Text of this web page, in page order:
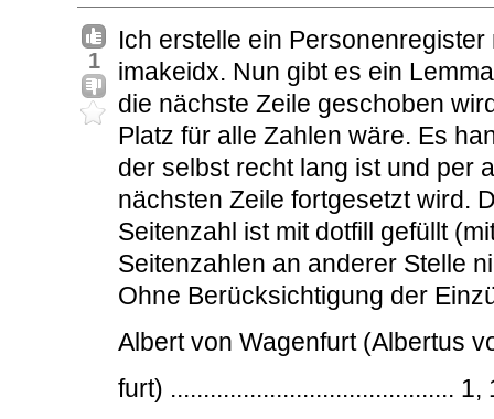
1
Ich erstelle ein
imakeidx. Nun gibt es ein
die nächste Zeile geschoben
Platz für alle Zahlen wäre. Es
der selbst recht lang ist und per
nächsten Zeile fortgesetzt wird.
Seitenzahl ist mit dotfill gefüllt
Seitenzahlen an anderer Stelle
Ohne Berücksichtigung der
Albert von Wagenfurt (Albertus
furt) ........................................... 1,